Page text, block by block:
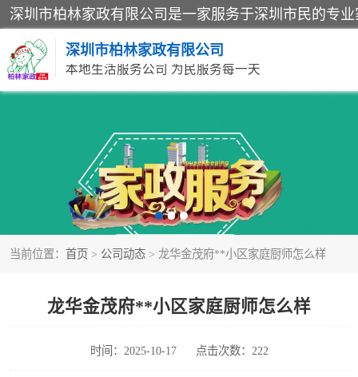
深圳市柏林家政有限公司
本地生活服务公司 为民服务每一天
当前位置： 首页 > 公司动态 > 龙华金茂府**小区家庭厨师怎么样
龙华金茂府**小区家庭厨师怎么样
时间：2025-10-17 点击次数：222